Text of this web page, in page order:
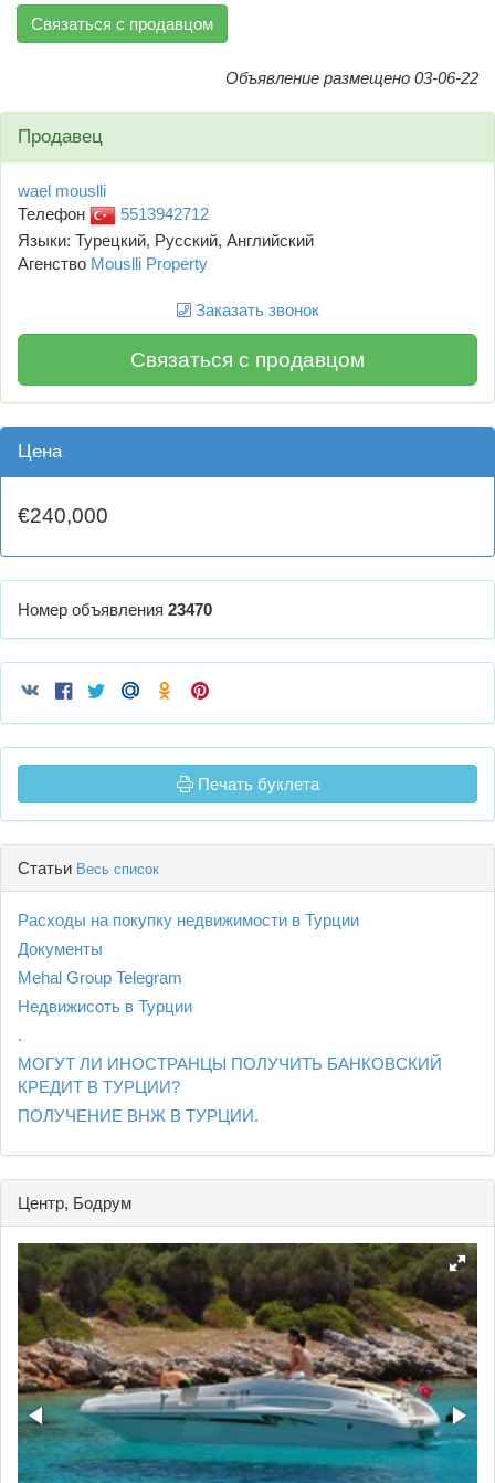
Связаться с продавцом
Объявление размещено 03-06-22
Продавец
wael mouslli
Телефон
5513942712
Языки: Турецкий, Русский, Английский
Агенство Mouslli Property
Заказать звонок
Связаться с продавцом
Цена
€240,000
Номер объявления 23470
Печать буклета
Статьи Весь список
Расходы на покупку недвижимости в Турции
Документы
Mehal Group Telegram
Недвижисоть в Турции
.
МОГУТ ЛИ ИНОСТРАНЦЫ ПОЛУЧИТЬ БАНКОВСКИЙ
КРЕДИТ В ТУРЦИИ?
ПОЛУЧЕНИЕ ВНЖ В ТУРЦИИ.
Центр, Бодрум